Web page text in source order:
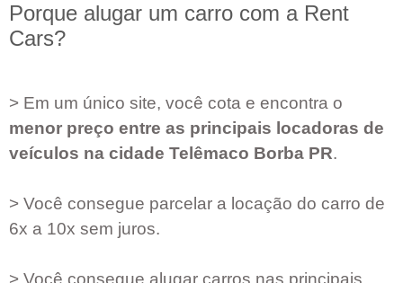
Porque alugar um carro com a Rent
Cars?
> Em um único site, você cota e encontra o
menor preço entre as principais locadoras de
veículos na cidade Telêmaco Borba PR.
> Você consegue parcelar a locação do carro de
6x a 10x sem juros.